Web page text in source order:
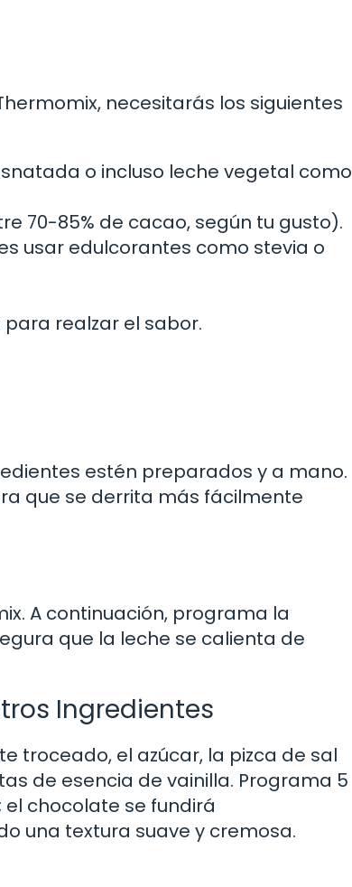
necesitarás los siguientes
o incluso leche vegetal como
70-85% de cacao, según tu gusto).
usar edulcorantes como stevia o
realzar el sabor.
estén preparados y a mano.
que se derrita más fácilmente
A continuación, programa la
que la leche se calienta de
Ingredientes
troceado, el azúcar, la pizca de sal
de esencia de vainilla. Programa 5
el chocolate se fundirá
una textura suave y cremosa.